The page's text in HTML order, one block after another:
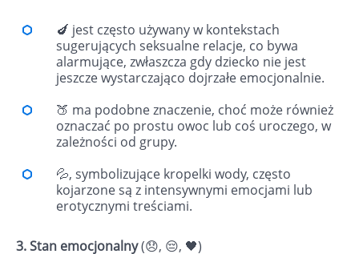
🍆 jest często używany w kontekstach
sugerujących seksualne relacje, co bywa
alarmujące, zwłaszcza gdy dziecko nie jest
jeszcze wystarczająco dojrzałe emocjonalnie.
🍑 ma podobne znaczenie, choć może również
oznaczać po prostu owoc lub coś uroczego, w
zależności od grupy.
💦, symbolizujące kropelki wody, często
kojarzone są z intensywnymi emocjami lub
erotycznymi treściami.
3. Stan emocjonalny(😞, 😔, 🖤)